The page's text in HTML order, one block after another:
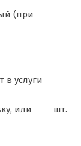
(при
в услуги
или
шт.